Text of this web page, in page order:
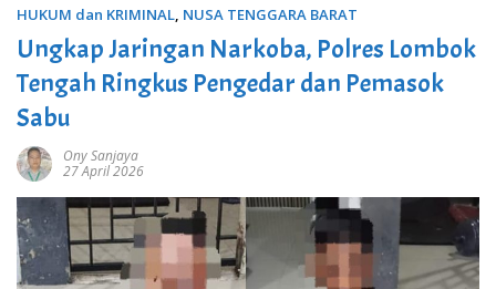
HUKUM dan KRIMINAL, NUSA TENGGARA BARAT
Ungkap Jaringan Narkoba, Polres Lombok
Tengah Ringkus Pengedar dan Pemasok
Sabu
Ony Sanjaya
27 April 2026